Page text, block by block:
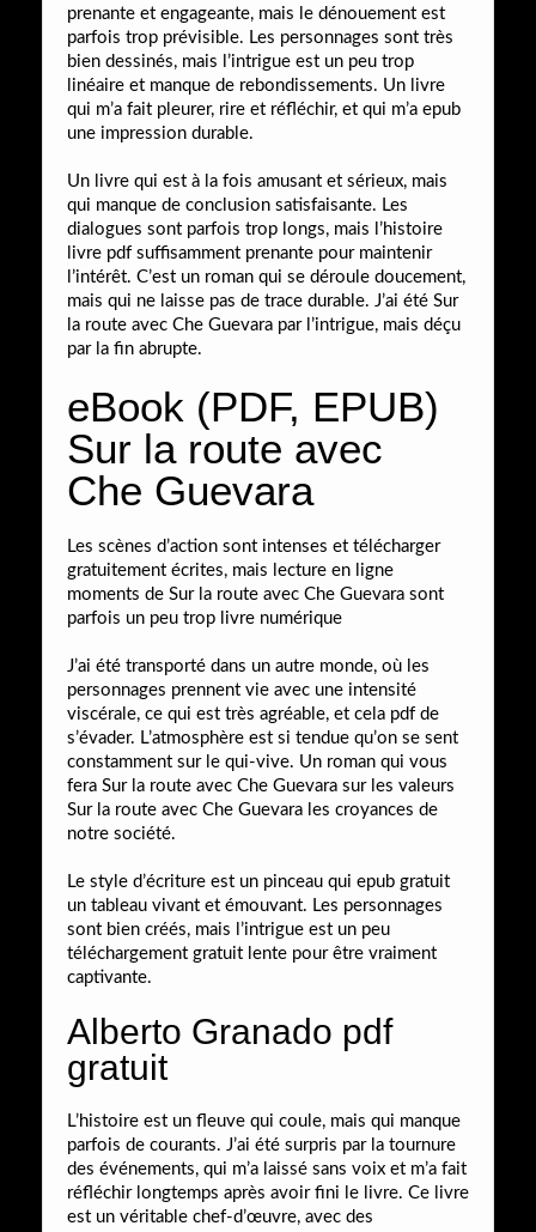
prenante et engageante, mais le dénouement est
parfois trop prévisible. Les personnages sont très
bien dessinés, mais l’intrigue est un peu trop
linéaire et manque de rebondissements. Un livre
qui m’a fait pleurer, rire et réfléchir, et qui m’a epub
une impression durable.
Un livre qui est à la fois amusant et sérieux, mais
qui manque de conclusion satisfaisante. Les
dialogues sont parfois trop longs, mais l’histoire
livre pdf suffisamment prenante pour maintenir
l’intérêt. C’est un roman qui se déroule doucement,
mais qui ne laisse pas de trace durable. J’ai été Sur
la route avec Che Guevara par l’intrigue, mais déçu
par la fin abrupte.
eBook (PDF, EPUB)
Sur la route avec
Che Guevara
Les scènes d’action sont intenses et télécharger
gratuitement écrites, mais lecture en ligne
moments de Sur la route avec Che Guevara sont
parfois un peu trop livre numérique
J’ai été transporté dans un autre monde, où les
personnages prennent vie avec une intensité
viscérale, ce qui est très agréable, et cela pdf de
s’évader. L’atmosphère est si tendue qu’on se sent
constamment sur le qui-vive. Un roman qui vous
fera Sur la route avec Che Guevara sur les valeurs
Sur la route avec Che Guevara les croyances de
notre société.
Le style d’écriture est un pinceau qui epub gratuit
un tableau vivant et émouvant. Les personnages
sont bien créés, mais l’intrigue est un peu
téléchargement gratuit lente pour être vraiment
captivante.
Alberto Granado pdf
gratuit
L’histoire est un fleuve qui coule, mais qui manque
parfois de courants. J’ai été surpris par la tournure
des événements, qui m’a laissé sans voix et m’a fait
réfléchir longtemps après avoir fini le livre. Ce livre
est un véritable chef-d’œuvre, avec des